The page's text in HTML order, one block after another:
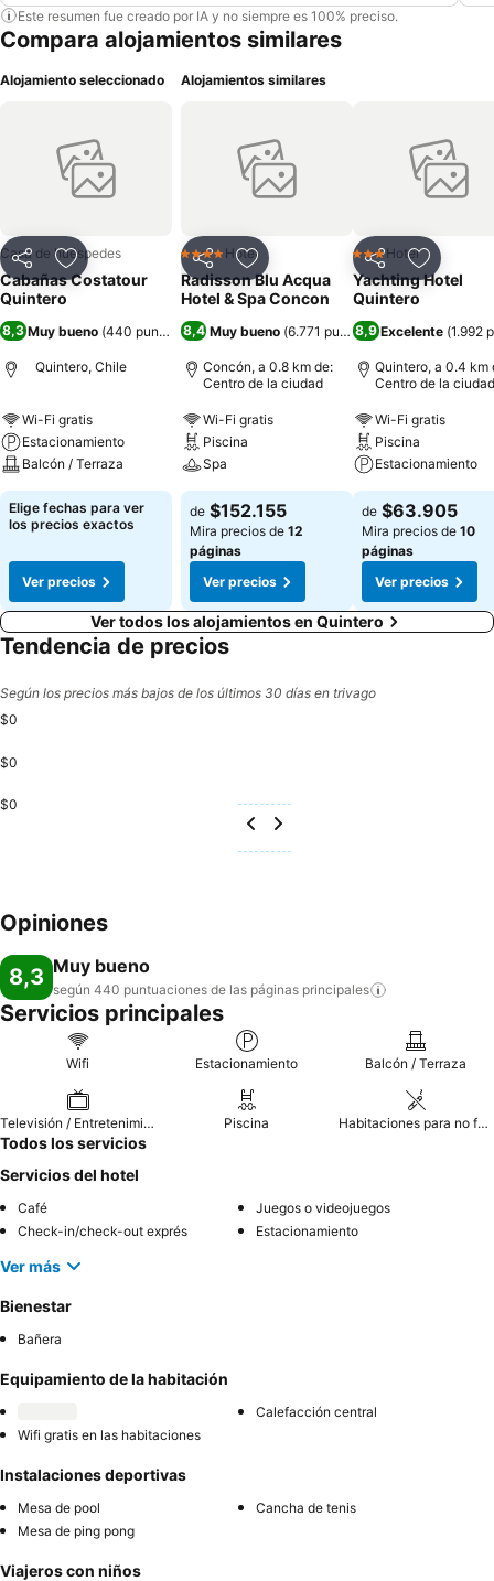
Este resumen fue creado por IA y no siempre es 100% preciso.
Compara alojamientos similares
Alojamiento seleccionado
CompartirAgregar a favoritos
Casa de huéspedes
Cabañas Costatour
Quintero
8,3 Muy bueno (440 puntuaciones)
Quintero, Chile
Wi-Fi gratis
Estacionamiento
Balcón / Terraza
Elige fechas para ver
los precios exactos
Ver precios
Alojamientos similares
CompartirAgregar a favoritos
4 EstrellasHotel
Radisson Blu Acqua
Hotel & Spa Concon
8,4 Muy bueno (6.771 puntuaciones)
Concón, a 0.8 km de:
Centro de la ciudad
Wi-Fi gratis
Piscina
Spa
de $152.155
Mira precios de 12
páginas
Ver precios
CompartirAgregar
3 Estrellas
Hotel
Yachting Hotel
Quintero
8,9 Excelente (1.992
Quintero, a 0.4 km
Centro de la ciudad
Wi-Fi gratis
Piscina
Estacionamiento
de $63.905
Mira precios de 10
páginas
Ver precios
Ver todos los alojamientos en Quintero
Tendencia de precios
Según los precios más bajos de los últimos 30 días en trivago
$0
$0
$0
Opiniones
8,3 Muy bueno
según 440 puntuaciones de las páginas principales
Servicios principales
Wifi Estacionamiento Balcón / Terraza
Televisión / Entretenimiento Piscina Habitaciones para no fumadores
Todos los servicios
Servicios del hotel
Café
Juegos o videojuegos
Check-in/check-out exprés
Estacionamiento
Ver más
Bienestar
Bañera
Equipamiento de la habitación
Calefacción central
Wifi gratis en las habitaciones
Instalaciones deportivas
Mesa de pool
Cancha de tenis
Mesa de ping pong
Viajeros con niños